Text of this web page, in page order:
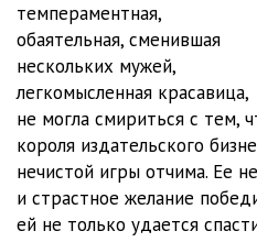
0012
0013
0014
0015
0016
темпераментная,
обаятельная, сменившая
нескольких мужей,
легкомысленная красавица,
не могла смириться с тем,
короля издательского
нечистой игры отчима. Ее
и страстное желание
ей не только удается